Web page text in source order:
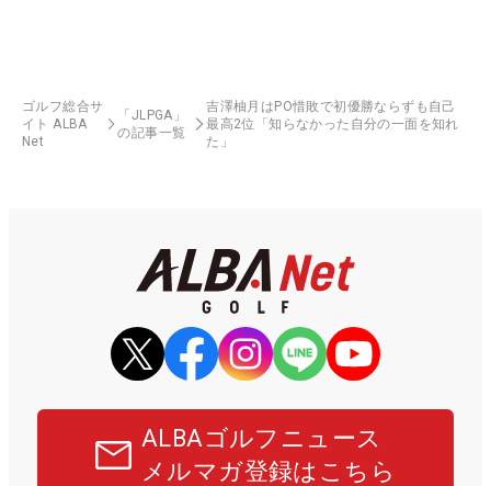
ゴルフ総合サ
イト ALBA
Net
「JLPGA」
の記事一覧
吉澤柚月はPO惜敗で初優勝ならずも自己
最高2位「知らなかった自分の一面を知れ
た」
ALBAゴルフニュース
メルマガ登録はこちら